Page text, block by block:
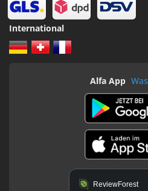
International
Alfa App
ReviewForest